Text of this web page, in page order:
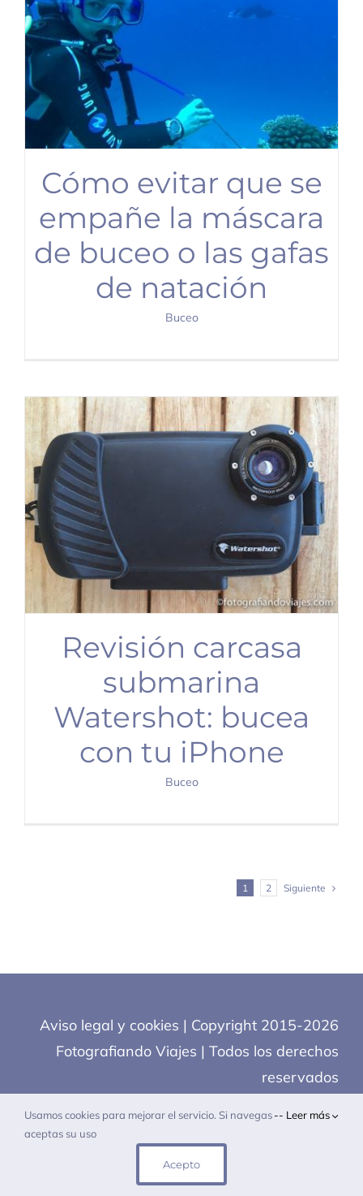
Cómo evitar que se
empañe la máscara
de buceo o las gafas
de natación
Buceo
Revisión carcasa
submarina
Watershot: bucea
con tu iPhone
Buceo
1 2 Siguiente
Aviso legal y cookies | Copyright 2015-2026
Fotografiando Viajes | Todos los derechos
reservados
Usamos cookies para mejorar el servicio. Si navegas
aceptas su uso
-- Leer más
Acepto